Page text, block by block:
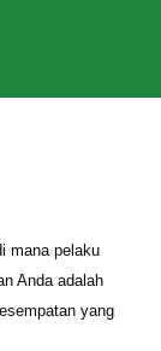
mana pelaku
Anda adalah
yang